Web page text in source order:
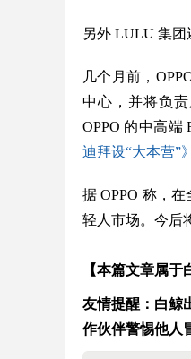
另外 LULU 集团
几个月前，
中心，并将负
OPPO 的中高端
迪拜设“大本营”》
据 OPPO 称，
轻人市场。今后
【本篇文章属
友情提醒：白鲸
作伙伴警惕他人